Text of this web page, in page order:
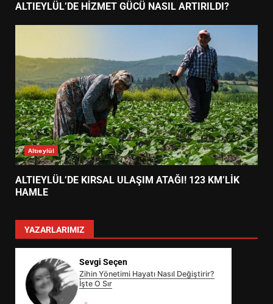
ALTIEYLÜL’DE HİZMET GÜCÜ NASIL ARTIRILDI?
Altıeylül
ALTIEYLÜL’DE KIRSAL ULAŞIM ATAĞI! 123 KM’LİK
HAMLE
YAZARLARIMIZ
Sevgi Seçen
Zihin Yönetimi Hayatı Nasıl Değiştirir?
İşte O Sır